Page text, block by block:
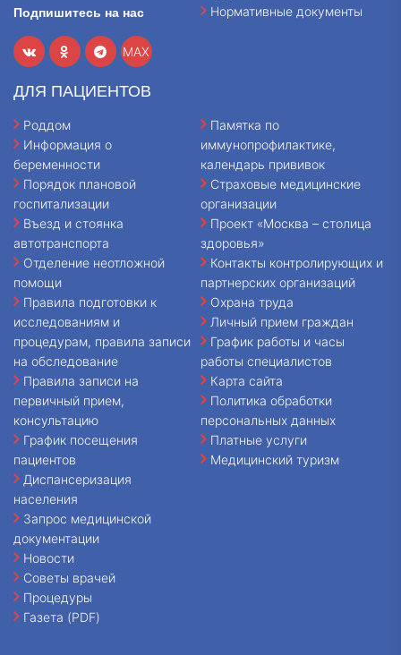
Подпишитесь на нас
MAX
Нормативные документы
ДЛЯ ПАЦИЕНТОВ
Роддом
Информация о
беременности
Порядок плановой
госпитализации
Въезд и стоянка
автотранспорта
Отделение неотложной
помощи
Правила подготовки к
исследованиям и
процедурам, правила записи
на обследование
Правила записи на
первичный прием,
консультацию
График посещения
пациентов
Диспансеризация
населения
Запрос медицинской
документации
Новости
Советы врачей
Процедуры
Газета (PDF)
Памятка по
иммунопрофилактике,
календарь прививок
Страховые медицинские
организации
Проект «Москва – столица
здоровья»
Контакты контролирующих и
партнерских организаций
Охрана труда
Личный прием граждан
График работы и часы
работы специалистов
Карта сайта
Политика обработки
персональных данных
Платные услуги
Медицинский туризм